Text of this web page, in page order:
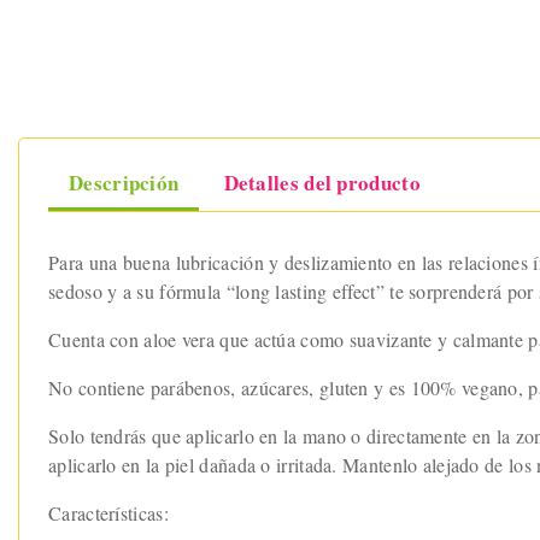
Descripción Detalles del producto
Para una buena lubricación y deslizamiento en las
sedoso y a su fórmula “long lasting effect” te sorprenderá
Cuenta con aloe vera que actúa como suavizante y calmante
No contiene parábenos, azúcares, gluten y es 100%
Solo tendrás que aplicarlo en la mano o directamente en la
aplicarlo en la piel dañada o irritada. Mantenlo alejado de los
Características: